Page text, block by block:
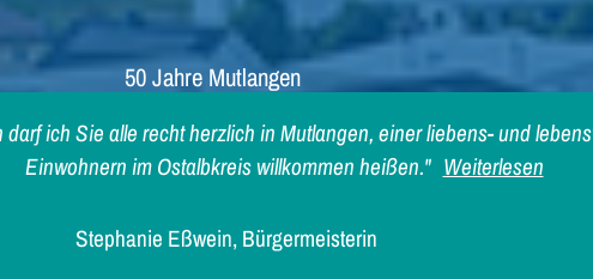
50 Jahre Mutlangen
Ostalbkreis
ich Sie alle recht herzlich in Mutlangen, einer liebens- und
Einwohnern im Ostalbkreis willkommen heißen." Weiterlesen
Stephanie Eßwein, Bürgermeisterin